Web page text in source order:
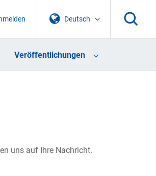
Deutsch
Veröffentlichungen
uns auf Ihre Nachricht.